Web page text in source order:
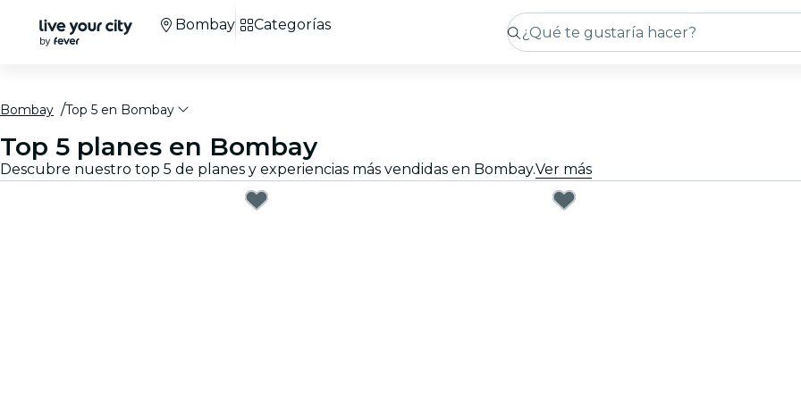
Bombay Categorías
Bombay Top 5 en Bombay
Top 5 planes en Bombay
Descubre nuestro top 5 de planes y experiencias más vendidas en Bombay.Ver más